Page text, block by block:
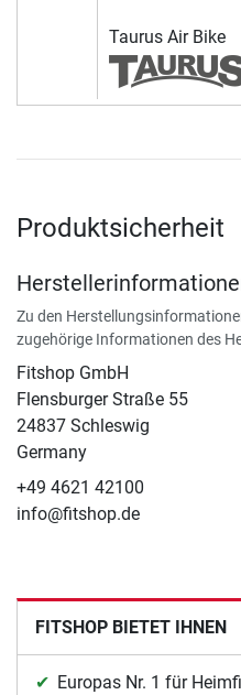
Taurus Air Bike
Produktsicherheit
Zu den
zugehörige Informationen des
Fitshop GmbH
Flensburger Straße 55
24837 Schleswig
Germany
+49 4621 42100
info@fitshop.de
FITSHOP BIETET IHNEN
Europas Nr. 1 für